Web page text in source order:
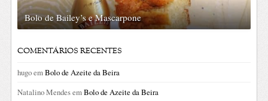
Bolo de Bailey’s e Mascarpone
COMENTÁRIOS RECENTES
hugoemBolo de Azeite da Beira
Natalino MendesemBolo de Azeite da Beira